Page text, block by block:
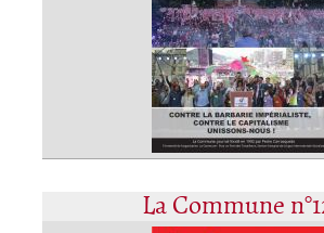
La Commune